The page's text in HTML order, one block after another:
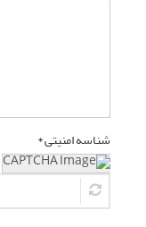
شناسه امنیتی *